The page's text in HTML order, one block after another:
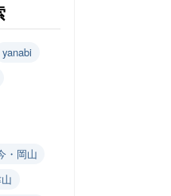
yanabi
・岡山